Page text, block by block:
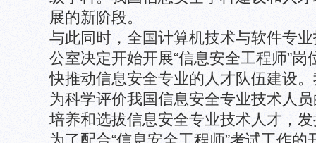
展的新阶段。
与此同时，全国计算机技术与软件专
公室决定开始开展“信息安全工程师”
快推动信息安全专业的人才队伍建设
为科学评价我国信息安全专业技术人
培养和选拔信息安全专业技术人才，